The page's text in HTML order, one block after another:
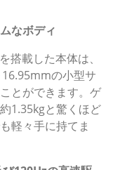
なボディ
載した本体は、
の小型サ
とができます。ゲ
1.35kgと驚くほど
軽々手に持てま